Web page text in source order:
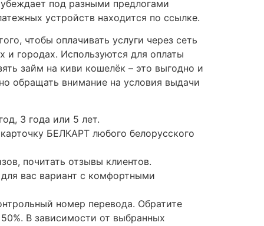
под разными предлогами
устройств находится по ссылке.
чтобы оплачивать услуги через сеть
и городах. Используются для оплаты
займ на киви кошелёк – это выгодно и
обращать внимание на условия выдачи
3 года или 5 лет.
БЕЛКАРТ любого белорусского
почитать отзывы клиентов.
вас вариант с комфортными
номер перевода. Обратите
В зависимости от выбранных